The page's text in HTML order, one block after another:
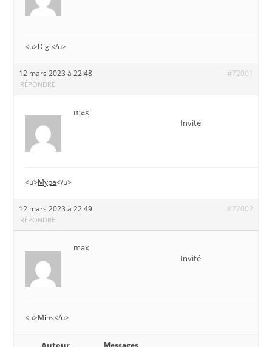
<u>Digi</u>
12 mars 2023 à 22:48 #72001
RÉPONDRE
max
Invité
<u>Мура</u>
12 mars 2023 à 22:49 #72002
RÉPONDRE
max
Invité
<u>Mins</u>
Messages